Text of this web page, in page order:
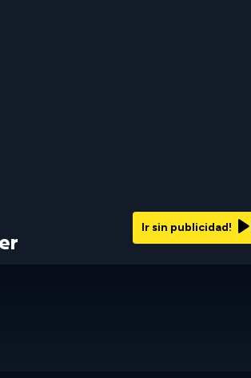
Ir sin publicidad!